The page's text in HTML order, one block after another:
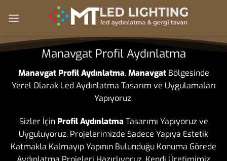
Manavgat Profil Aydınlatma
Manavgat Profil Aydınlatma.Manavgat Bölgesinde
Yerel Olarak Led Aydınlatma Tasarım ve Uygulamaları
Yapıyoruz.
Sizler İçin Profil Aydınlatma Tasarımı Yapıyoruz ve
Uyguluyoruz. Projelerimizde Sadece Yapıya Estetik
Katmakla Kalmayıp Yapının Bulunduğu Konuma Görede